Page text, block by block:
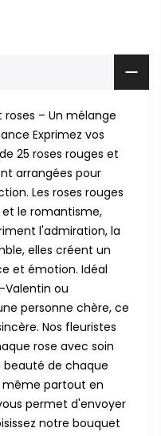
– Un mélange
Exprimez vos
25 roses rouges et
arrangées pour
Les roses rouges
le romantisme,
l'admiration, la
elles créent un
et émotion. Idéal
Valentin ou
personne chère, ce
Nos fleuristes
rose avec soin
de chaque
même partout en
permet d'envoyer
notre bouquet